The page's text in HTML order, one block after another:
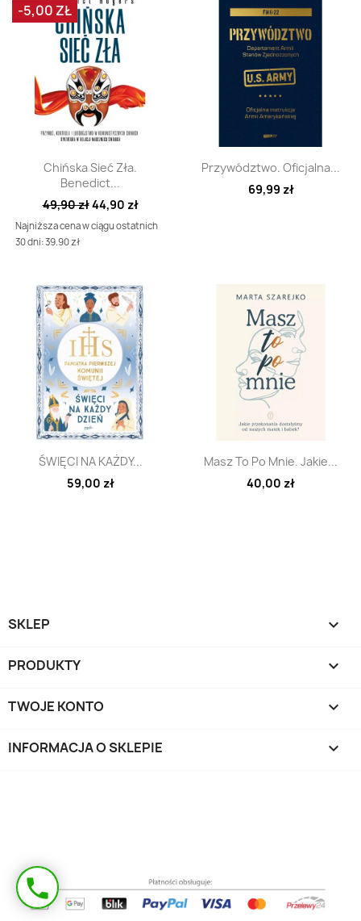
Szybki podgląd
Chińska Sieć Zła.
Benedict...
49,90 zł44,90 zł
Najniższa cena w ciągu ostatnich
30 dni: 39.90 zł
-5,00 ZŁ
Szybki podgląd
Przywództwo. Oficjalna...
69,99 zł
Szybki podgląd
ŚWIĘCI NA KAŻDY...
59,00 zł
Szybki podgląd
Masz To Po Mnie. Jakie...
40,00 zł
SKLEP 
PRODUKTY 
TWOJE KONTO 
INFORMACJA O SKLEPIE keyboard_arrow_down
Masz pytanie?
Oddzwonimy!
phone